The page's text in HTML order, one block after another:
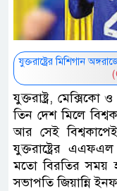
যুক্তরাষ্ট্রের মিশিগান
যুক্তরাষ্ট্র,
তিন দেশ মিলে
আর সেই
যুক্তরাষ্ট্রের
মতো বিরতির সময়
সভাপতি জিয়ান্নি